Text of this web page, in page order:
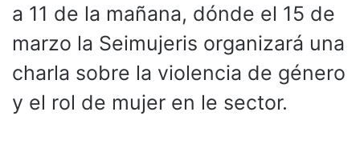
a 11 de la mañana, dónde el 15 de
marzo la Seimujeris organizará una
charla sobre la violencia de género
y el rol de mujer en le sector.